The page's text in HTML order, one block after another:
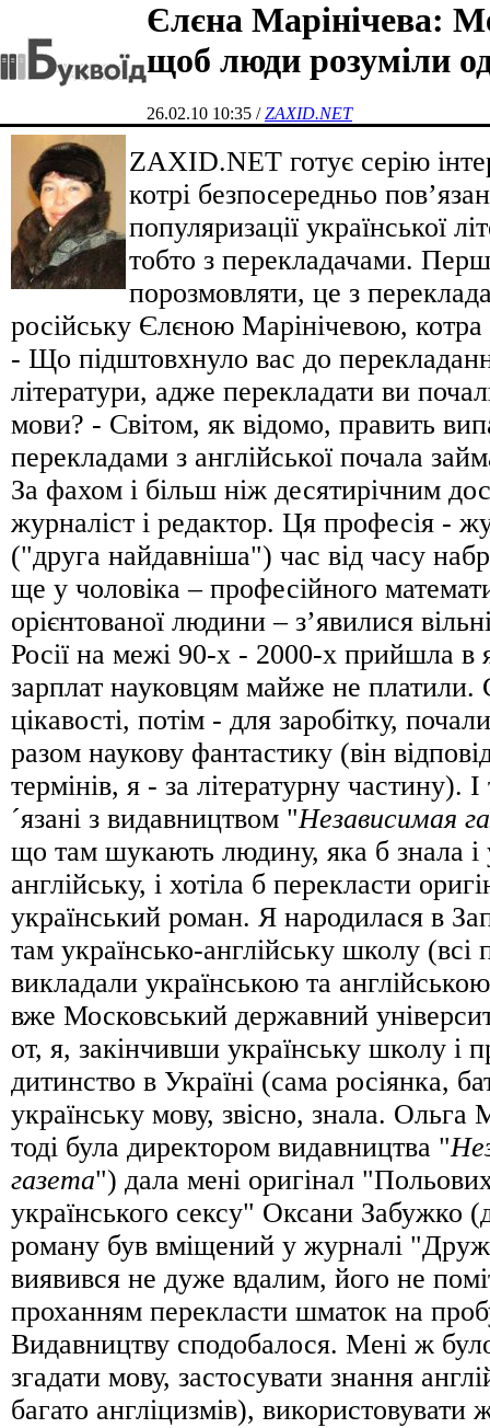
Єлєна Марінічева:
щоб люди розуміли
26.02.10 10:35 /ZAXID.NET
ZAXID.NET готує серію
котрі безпосередньо
популяризації української
тобто з перекладачами.
порозмовляти, це з
російську Єлєною Марінічевою,
- Що підштовхнуло вас до
літератури, адже перекладати ви
мови? - Світом, як відомо, править
перекладами з англійської почала
За фахом і більш ніж десятирічним
журналіст і редактор. Ця професія -
("друга найдавніша") час від часу
ще у чоловіка – професійного
орієнтованої людини – з’явилися
Росії на межі 90-х - 2000-х прийшла в
зарплат науковцям майже не платили.
цікавості, потім - для заробітку,
разом наукову фантастику (він
термінів, я - за літературну частину).
´язані з видавництвом "Независимая
що там шукають людину, яка б знала і
англійську, і хотіла б перекласти
український роман. Я народилася в
там українсько-англійську школу (всі
викладали українською та
вже Московський державний
от, я, закінчивши українську школу і
дитинство в Україні (сама росіянка,
українську мову, звісно, знала. Ольга
тоді була директором видавництва "
газета") дала мені оригінал
українського сексу" Оксани Забужко
роману був вміщений у журналі
виявився не дуже вдалим, його не
проханням перекласти шматок на
Видавництву сподобалося. Мені ж
згадати мову, застосувати знання
багато англіцизмів), використовувати